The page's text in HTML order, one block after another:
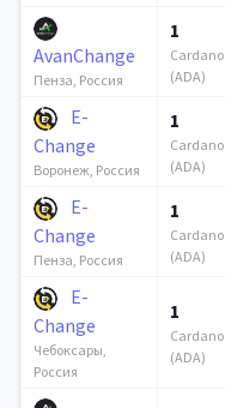
AvanChange
Пенза, Россия
1
Cardano
(ADA)
E-
Change
Воронеж, Россия
1
Cardano
(ADA)
E-
Change
Пенза, Россия
1
Cardano
(ADA)
E-
Change
Чебоксары,
Россия
1
Cardano
(ADA)